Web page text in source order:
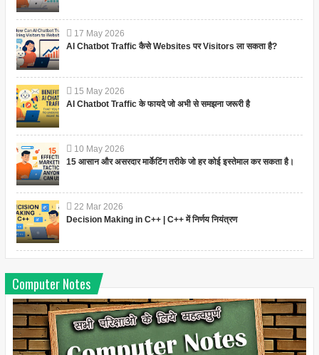
17 May 2026
AI Chatbot Traffic कैसे Websites पर Visitors ला सकता है?
15 May 2026
AI Chatbot Traffic के फायदे जो अभी से समझना जरूरी है
10 May 2026
15 आसान और असरदार मार्केटिंग तरीके जो हर कोई इस्तेमाल कर सकता है।
22 Mar 2026
Decision Making in C++ | C++ में निर्णय नियंत्रण
Computer Notes